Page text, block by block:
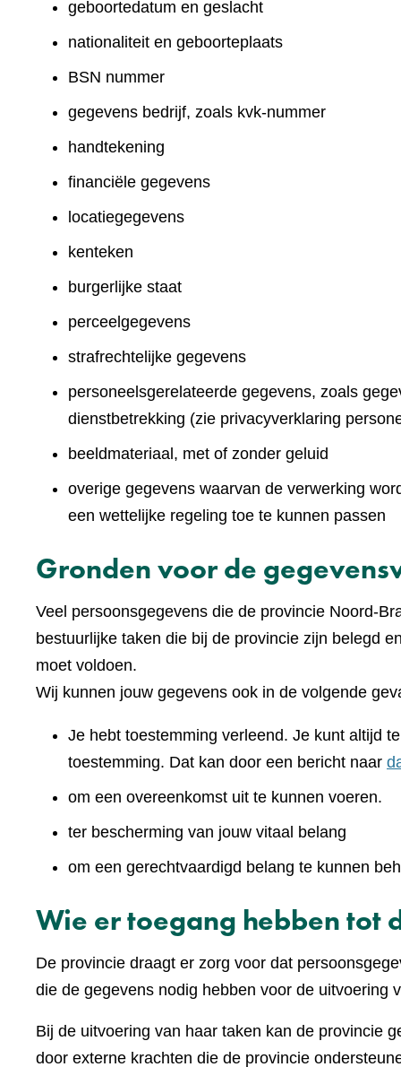
geboortedatum en geslacht
nationaliteit en geboorteplaats
BSN nummer
gegevens bedrijf, zoals kvk-nummer
handtekening
financiële gegevens
locatiegegevens
kenteken
burgerlijke staat
perceelgegevens
strafrechtelijke gegevens
personeelsgerelateerde gegevens, zoals
dienstbetrekking (zie privacyverklaring
beeldmateriaal, met of zonder geluid
overige gegevens waarvan de verwerking
een wettelijke regeling toe te kunnen passen
Gronden voor de
Veel persoonsgegevens die de provincie Noord-
bestuurlijke taken die bij de provincie zijn belegd
moet voldoen.
Wij kunnen jouw gegevens ook in de volgende
Je hebt toestemming verleend. Je kunt altijd
toestemming. Dat kan door een bericht naar
om een overeenkomst uit te kunnen voeren.
ter bescherming van jouw vitaal belang
om een gerechtvaardigd belang te kunnen
Wie er toegang hebben tot
De provincie draagt er zorg voor dat
die de gegevens nodig hebben voor de uitvoering
Bij de uitvoering van haar taken kan de provincie
door externe krachten die de provincie